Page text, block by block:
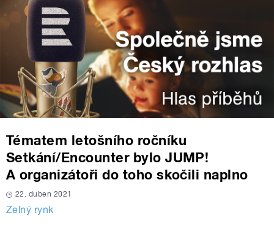
Tématem letošního ročníku
Setkání/Encounter bylo JUMP!
A organizátoři do toho skočili naplno
22. duben 2021
Zelný rynk